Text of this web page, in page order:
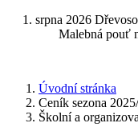
1. srpna 2026
Malebná pouť
Úvodní stránka
Ceník sezona
Školní a